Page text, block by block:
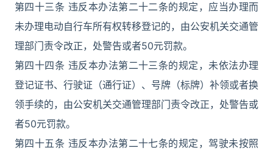
第四十三条 违反本办法第二十二条的规定，应当办理而
未办理电动自行车所有权转移登记的，由公安机关交通管
理部门责令改正，处警告或者50元罚款。
第四十四条 违反本办法第二十三条的规定，未依法办理
登记证书、行驶证（通行证）、号牌（标牌）补领或者换
领手续的，由公安机关交通管理部门责令改正，处警告或
者50元罚款。
第四十五条 违反本办法第二十七条的规定，驾驶未按照